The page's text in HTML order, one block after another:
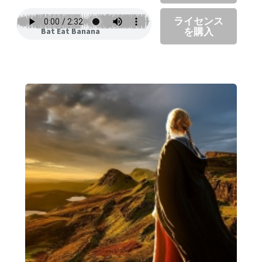
Bat Eat Banana
ライセンス
を購入